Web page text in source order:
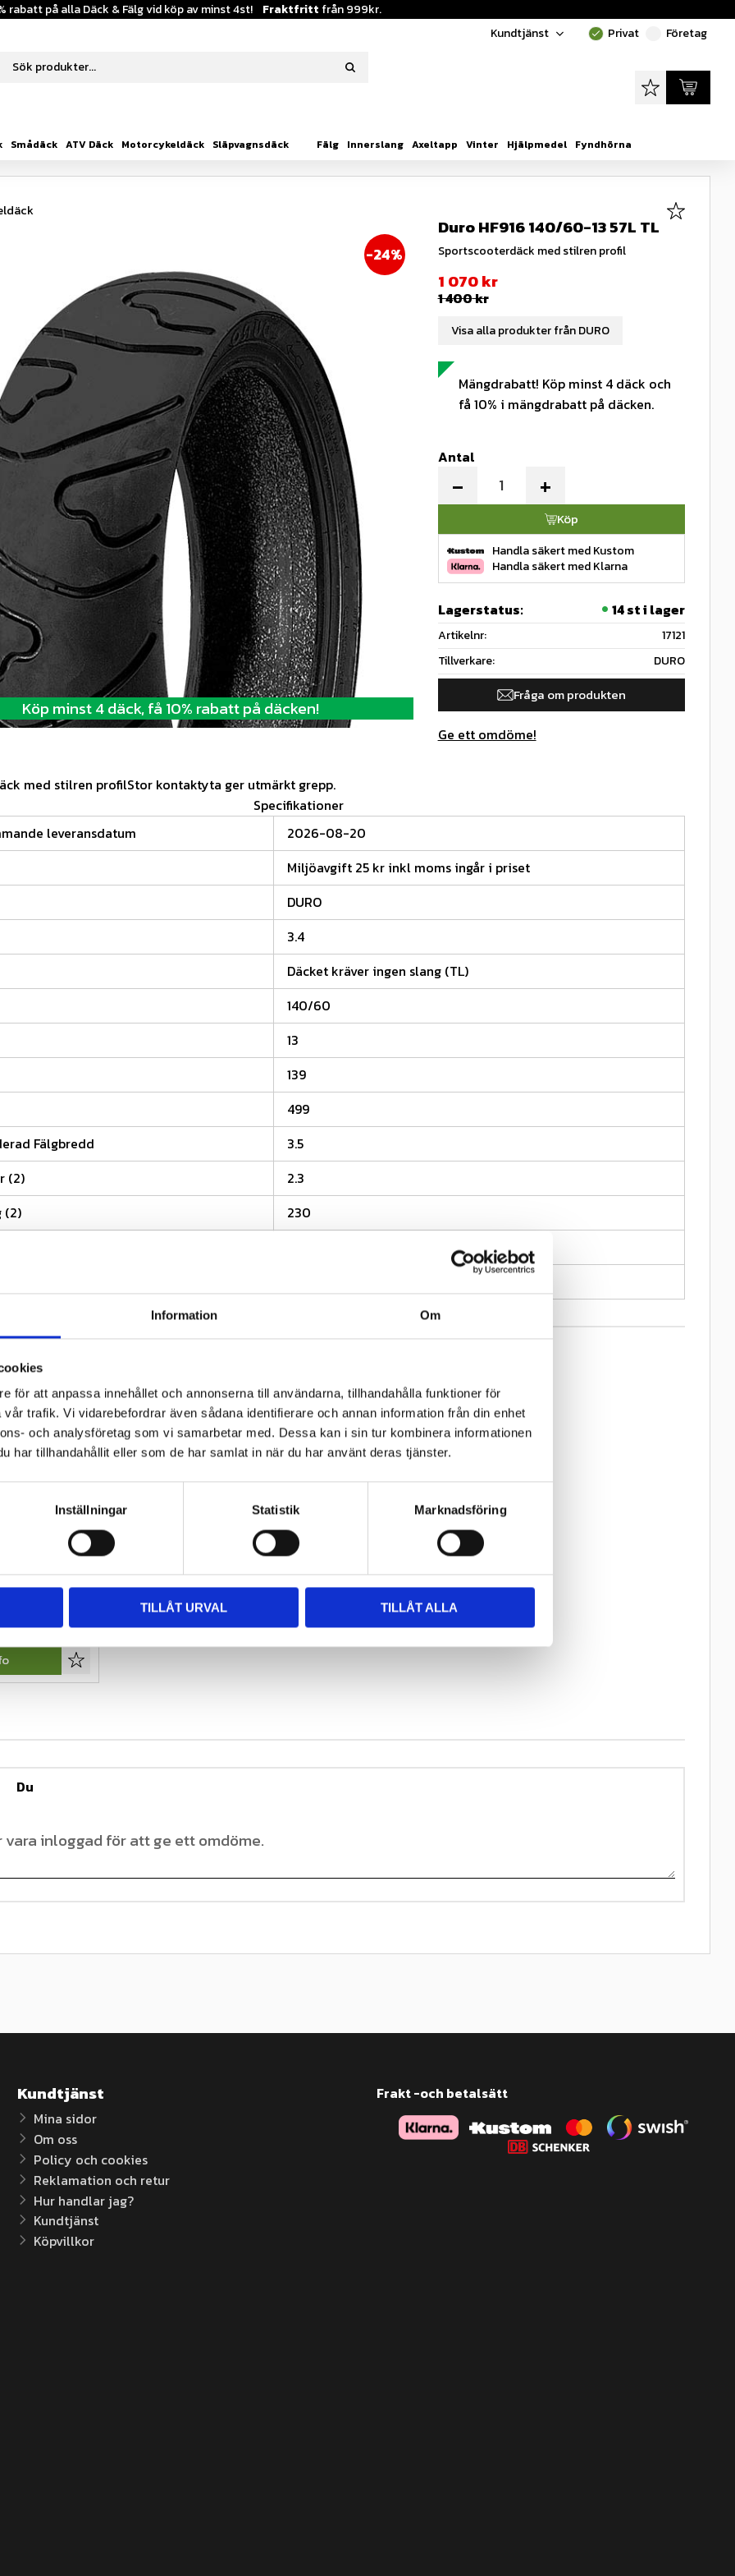
Information Om
för att anpassa innehållet och annonserna till användarna, tillhandahålla funktioner för
trafik. Vi vidarebefordrar även sådana identifierare och annan information från din enhet
och analysföretag som vi samarbetar med. Dessa kan i sin tur kombinera informationen
har tillhandahållit eller som de har samlat in när du har använt deras tjänster.
Inställningar Statistik Marknadsföring
TILLÅT URVAL TILLÅT ALLA
rabatt på alla Däck & Fälg vid köp av minst 4st! Fraktfritt från 999kr.
Kundtjänst done Privat Företag
Favoriter
Kundvagn
Smådäck ATV Däck Motorcykeldäck Släpvagnsdäck Fälg Innerslang Axeltapp Vinter Hjälpmedel Fyndhörna
Köp minst 4 däck, få 10% rabatt på däcken!
24%
Duro HF916 140/60-13 57L TL
Sportscooterdäck med stilren profil
Mängdrabatt! Köp minst 4 däck och
få 10% i mängdrabatt på däcken.
Nedsatt pris:
1 070kr
Ordinarie pris:
1 400kr
Antal
+
-
Köp
Handla säkert med Kustom
Handla säkert med Klarna
Lägg till
Lagerstatus 14 st i lager
Artikelnr
17121
Tillverkare
DURO
Fråga om produkten
Visa alla produkter från DURO
Ge ett omdöme!
med stilren profilStor kontaktyta ger utmärkt grepp.
Specifikationer
leveransdatum
2026-08-20
Miljöavgift 25 kr inkl moms ingår i priset
DURO
3.4
Däcket kräver ingen slang (TL)
140/60
13
139
499
Fälgbredd
3.5
(2)
2.3
(2)
230
130-
för MC &
Lägg till i favoriter
Du
Kundtjänst
Mina sidor
Om oss
Policy och cookies
Reklamation och retur
Hur handlar jag?
Kundtjänst
Köpvillkor
Frakt -och betalsätt